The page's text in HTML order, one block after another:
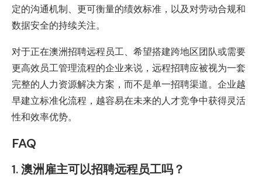
定的沟通机制、更可衡量的绩效标准，以及对劳动合规和
数据安全的持续关注。
对于正在澳洲招聘远程员工、希望搭建跨地区团队或需要
更高效员工管理流程的企业来说，远程招聘应被视为一套
完整的人力资源解决方案，而不是单一招聘渠道。企业越
早建立标准化流程，越容易在未来的人才竞争中获得灵活
性和效率优势。
FAQ
1. 澳洲雇主可以招聘远程员工吗？